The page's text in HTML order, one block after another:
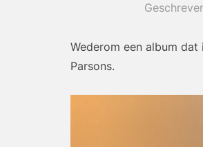
Wederom een album
Parsons.